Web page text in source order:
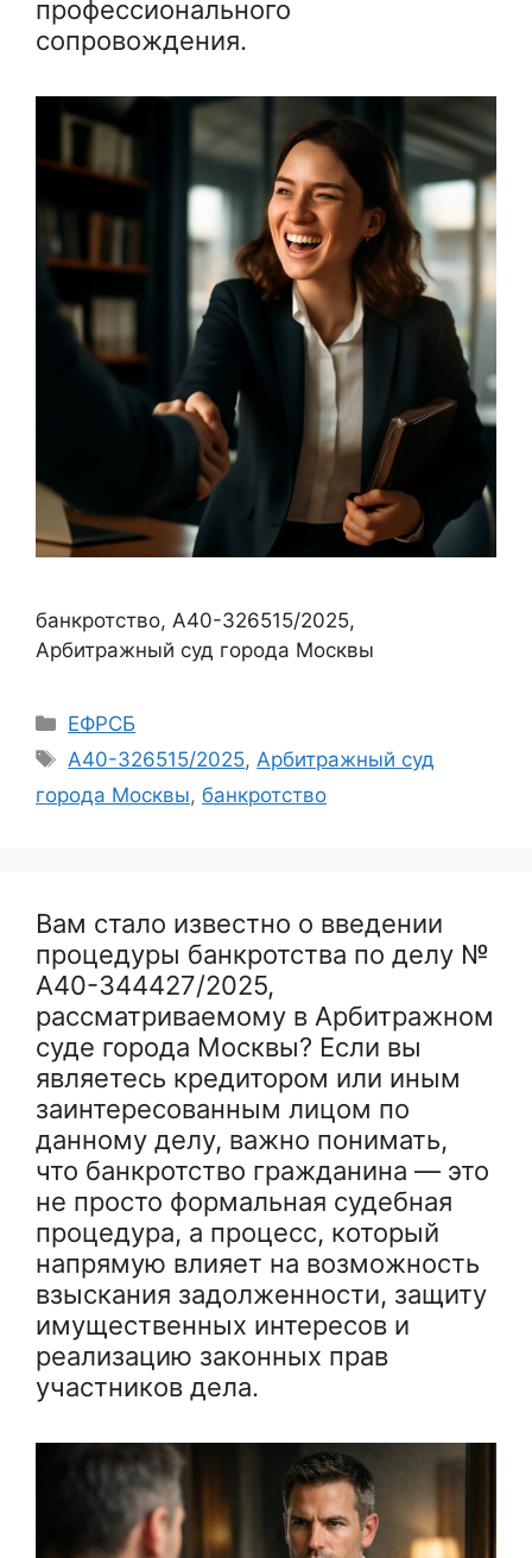
профессионального
сопровождения.
банкротство, А40-326515/2025,
Арбитражный суд города Москвы
Рубрики
ЕФРСБ
Метки
А40-326515/2025, Арбитражный суд
города Москвы, банкротство
Вам стало известно о введении
процедуры банкротства по делу №
А40-344427/2025,
рассматриваемому в Арбитражном
суде города Москвы? Если вы
являетесь кредитором или иным
заинтересованным лицом по
данному делу, важно понимать,
что банкротство гражданина — это
не просто формальная судебная
процедура, а процесс, который
напрямую влияет на возможность
взыскания задолженности, защиту
имущественных интересов и
реализацию законных прав
участников дела.